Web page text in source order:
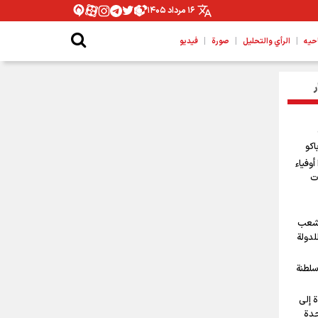
۱۶ مرداد ۱۴۰۵
| الرأي والتحليل | صورة | فيديو
إلى